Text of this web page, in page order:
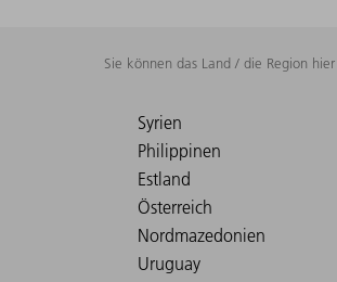
Sie können das Land / die Region